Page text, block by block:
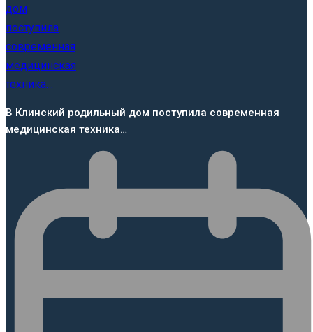
В Клинский родильный дом поступила современная
медицинская техника…